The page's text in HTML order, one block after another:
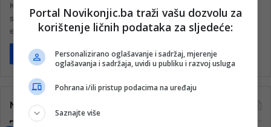
Konjičanin, Anis Ćosić, uspješan borac u brazilskoj Jiu Jitsu
sarajevskog kluba “Arena”, osvojio je zlatnu medalju na AJP
evropskom turniru…
Pročitaj više
Najčitanije
Portal Novikonjic.ba traži vašu dozvolu za
korištenje ličnih podataka za sljedeće:
Personalizirano oglašavanje i sadržaj, mjerenje
oglašavanja i sadržaja, uvidi u publiku i razvoj usluga
Pohrana i/ili pristup podacima na uređaju
Saznajte više